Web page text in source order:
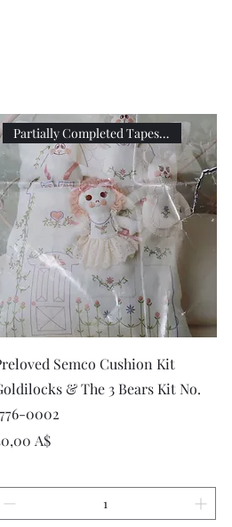
Быстрый просмотр
Partially Completed Tapestry
Semco Cushion Kit
& The 3 Bears Kit No.
0002
A$